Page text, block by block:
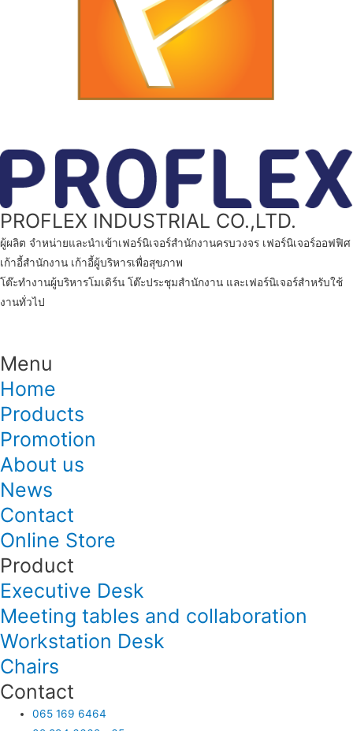
PROFLEX INDUSTRIAL CO.,LTD.
ผู้ผลิต จำหน่ายและนำเข้าเฟอร์นิเจอร์สำนักงานครบวงจร เฟอร์นิเจอร์ออฟฟิศ
เก้าอี้สำนักงาน เก้าอี้ผู้บริหารเพื่อสุขภาพ
โต๊ะทํางานผู้บริหารโมเดิร์น โต๊ะประชุมสำนักงาน และเฟอร์นิเจอร์สำหรับใช้
งานทั่วไป
Menu
Home
Products
Promotion
About us
News
Contact
Online Store
Product
Executive Desk
Meeting tables and collaboration
Workstation Desk
Chairs
Contact
065 169 6464